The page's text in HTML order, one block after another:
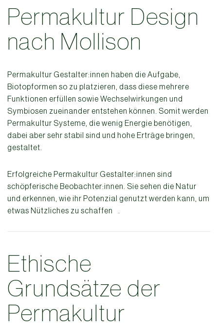
Permakultur Design
nach Mollison
Permakultur Gestalter:innen haben die Aufgabe,
Biotopformen so zu platzieren, dass diese mehrere
Funktionen erfüllen sowie Wechselwirkungen und
Symbiosen zueinander entstehen können. Somit werden
Permakultur Systeme, die wenig Energie benötigen,
dabei aber sehr stabil sind und hohe Erträge bringen,
gestaltet.
Erfolgreiche Permakultur Gestalter:innen sind
schöpferische Beobachter:innen. Sie sehen die Natur
und erkennen, wie ihr Potenzial genutzt werden kann, um
etwas Nützliches zu schaffen
Ethische
Grundsätze der
Permakultur